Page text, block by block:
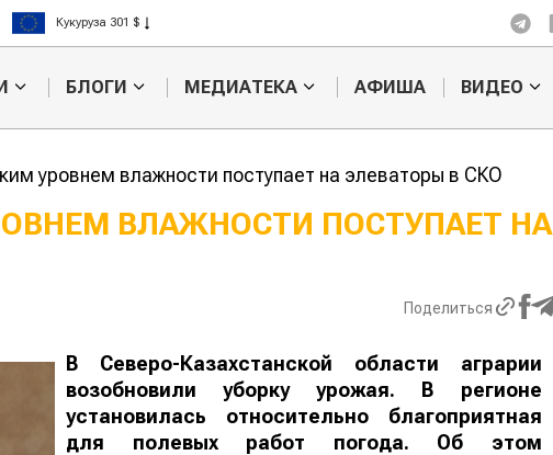
Рис 408 $
Пшеница 423 $
БЛОГИ МЕДИАТЕКА АФИША ВИДЕО
уровнем влажности поступает на элеваторы в СКО
ВЛАЖНОСТИ ПОСТУПАЕТ НА
Поделиться
В Северо-Казахстанской области аграрии
возобновили уборку урожая. В регионе
установилась относительно благоприятная
для полевых работ погода. Об этом